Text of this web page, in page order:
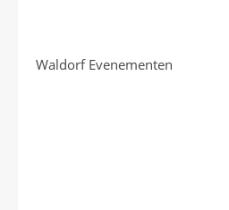
Waldorf Evenementen